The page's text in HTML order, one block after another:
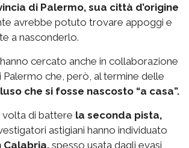
di Palermo, sua città d’origine
avrebbe potuto trovare appoggi e
a nasconderlo.
cercato anche in collaborazione
che, però, al termine delle
che si fosse nascosto “a casa”.
volta di battere la seconda pista,
astigiani hanno individuato
Calabria, spesso usata dagli evasi